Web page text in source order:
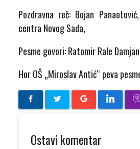
Pozdravna reč: Bojan
centra Novog Sada,
Pesme govori: Ratomir Rale
Hor OŠ „Miroslav Antić“ peva
Ostavi komentar